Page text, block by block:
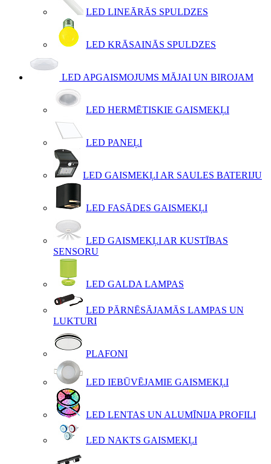
LED LINEĀRĀS SPULDZES
LED KRĀSAINĀS SPULDZES
LED APGAISMOJUMS MĀJAI UN BIROJAM
LED HERMĒTISKIE GAISMEKĻI
LED PANEĻI
LED GAISMEKĻI AR SAULES BATERIJU
LED FASĀDES GAISMEKĻI
LED GAISMEKĻI AR KUSTĪBAS
SENSORU
LED GALDA LAMPAS
LED PĀRNĒSĀJAMĀS LAMPAS UN
LUKTURI
PLAFONI
LED IEBŪVĒJAMIE GAISMEKĻI
LED LENTAS UN ALUMĪNIJA PROFILI
LED NAKTS GAISMEKĻI